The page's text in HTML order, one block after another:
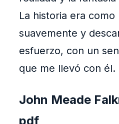
La historia era
suavemente y
esfuerzo, con un
que me llevó con él.
John Meade
pdf